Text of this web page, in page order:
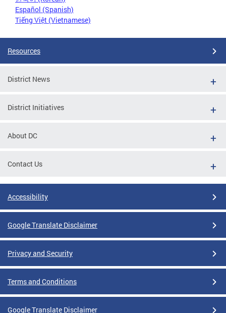
Español (Spanish)
Tiếng Việt (Vietnamese)
Resources
District News
District Initiatives
About DC
Contact Us
Accessibility
Google Translate Disclaimer
Privacy and Security
Terms and Conditions
Google Translate Disclaimer